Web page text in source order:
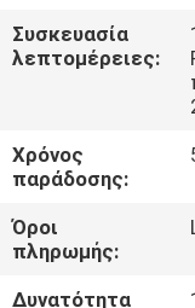
ΜΑΖΊ
ΕΙΔΉΣΕΙΣ
Συσκευασία
λεπτομέρειες:
Χρόνος
παράδοσης:
Όροι
πληρωμής:
Δυνατότητα